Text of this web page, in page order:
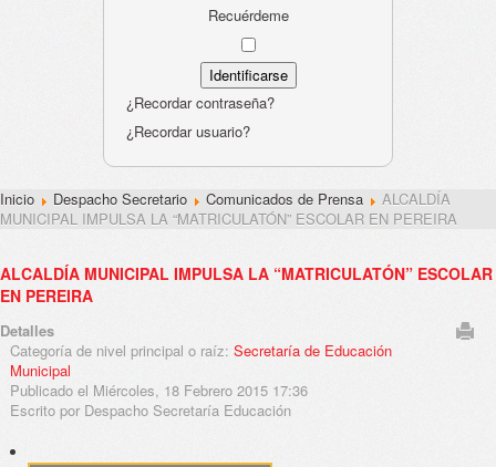
Recuérdeme
¿Recordar contraseña?
¿Recordar usuario?
Inicio Despacho Secretario Comunicados de Prensa
ALCALDÍA
MUNICIPAL IMPULSA LA “MATRICULATÓN” ESCOLAR EN PEREIRA
ALCALDÍA MUNICIPAL IMPULSA LA “MATRICULATÓN” ESCOLAR
EN PEREIRA
Detalles
Categoría de nivel principal o raíz: Secretaría de Educación
Municipal
Publicado el Miércoles, 18 Febrero 2015 17:36
Escrito por Despacho Secretaría Educación